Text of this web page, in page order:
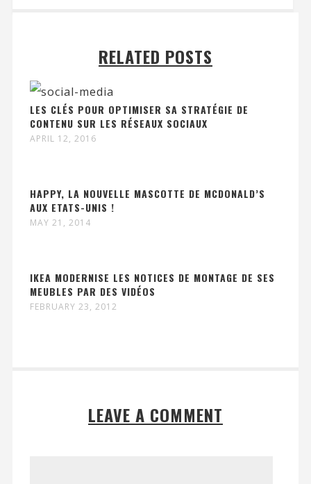
RELATED POSTS
LES CLÉS POUR OPTIMISER SA STRATÉGIE DE
CONTENU SUR LES RÉSEAUX SOCIAUX
APRIL 12, 2016
HAPPY, LA NOUVELLE MASCOTTE DE MCDONALD’S
AUX ETATS-UNIS !
MAY 21, 2014
IKEA MODERNISE LES NOTICES DE MONTAGE DE SES
MEUBLES PAR DES VIDÉOS
FEBRUARY 23, 2012
LEAVE A COMMENT